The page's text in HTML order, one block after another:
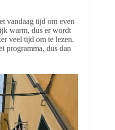
vandaag tijd om even
warm, dus er wordt
veel tijd om te lezen.
programma, dus dan